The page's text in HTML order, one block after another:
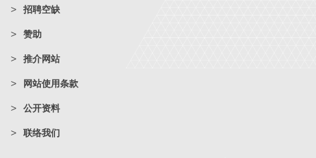
招聘空缺
赞助
推介网站
网站使用条款
公开资料
联络我们